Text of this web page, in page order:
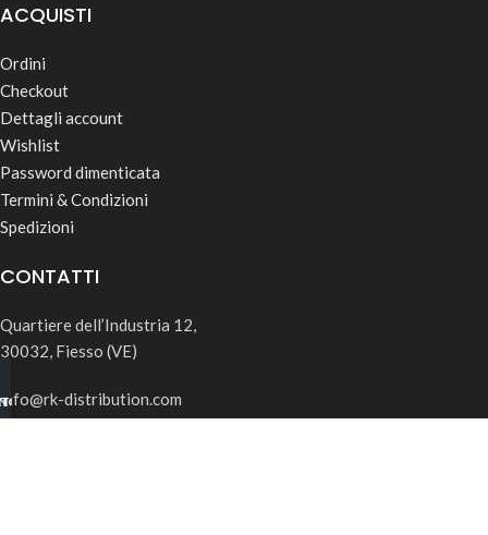
ACQUISTI
Ordini
Checkout
Dettagli account
Wishlist
Password dimenticata
Termini & Condizioni
Spedizioni
CONTATTI
Quartiere dell’Industria 12,
30032, Fiesso (VE)
info@rk-distribution.com
+39 340 143 4519
B2B